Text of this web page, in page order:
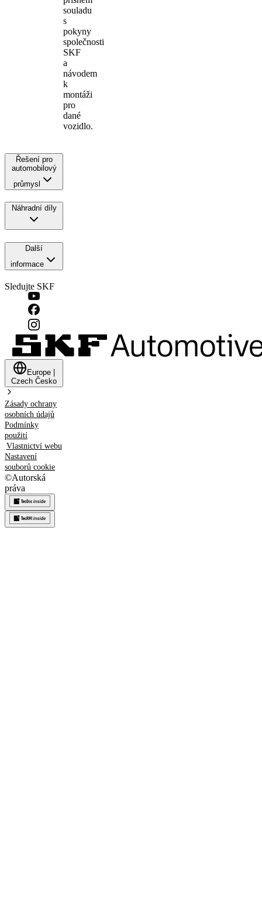
souladu
s
pokyny
společnosti
SKF
a
návodem
k
montáži
pro
dané
vozidlo.
Řešení pro
automobilový
průmysl
Náhradní díly
Další
informace
Sledujte SKF
Europe
Czech Česko
Zásady ochrany
osobních údajů
Podmínky
použití
Vlastnictví webu
Nastavení
souborů cookie
©Autorská
práva